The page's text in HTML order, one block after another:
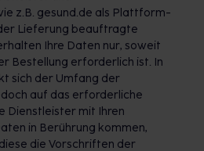
z.B. gesund.de als Plattform-
Lieferung beauftragte
Ihre Daten nur, soweit
Bestellung erforderlich ist. In
sich der Umfang der
auf das erforderliche
Dienstleister mit Ihren
in Berührung kommen,
die Vorschriften der